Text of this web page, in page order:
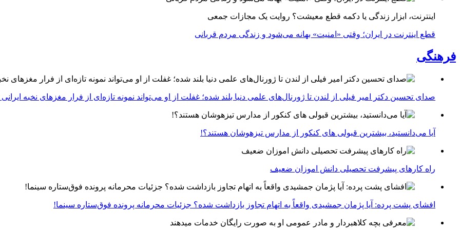
اینترنت، ابزار زندگی یا دکمه قطع معیشت؟ روایت یک مجازات جمعی
قطع اینترنت در ایران؛ وقتی «امنیت» بهانه می‌شود و زندگی مردم قربانی
فرهنگی
صدای تحسین دکتر امیر فیلی از لندن تا ژورنال‌های علمی دنیا بلند شده؛ غفلت از او می‌تواند نمونه تازه‌ای از فرار مغزهای نخبه ایرانی
آیا می‌دانستید، بیشترین قبولی های کنکور از مدارس تیزهوشان هستند؟!
راه کارهای پیشرفت تحصیلی دانش اموزان ضعیف
افشای پشت پرده: آیا پژمان جمشیدی واقعاً به اتهام تجاوز بازداشت شده؟ جزئیات محرمانه پرونده فوق‌ستاره سینما!